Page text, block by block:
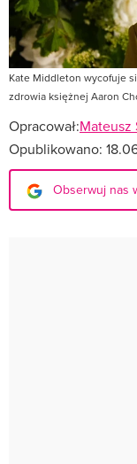
Kate Middleton wycofuje
zdrowia księżnej Aaron
Opracował:Mateusz
Opublikowano:
Obserwuj nas